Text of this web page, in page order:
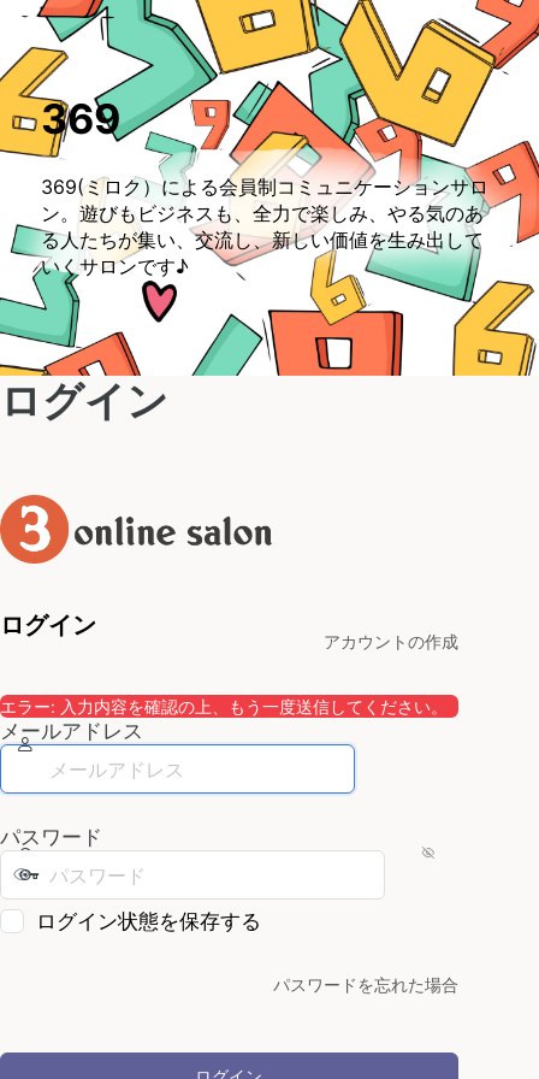
369
369(ミロク）による会員制コミュニケーションサロ
ン。遊びもビジネスも、全力で楽しみ、やる気のあ
る人たちが集い、交流し、新しい価値を生み出して
いくサロンです♪
ログイン
ログイン
アカウントの作成
エラー: 入力内容を確認の上、もう一度送信してください。
メールアドレス
パスワード
ログイン状態を保存する
パスワードを忘れた場合